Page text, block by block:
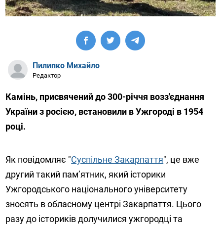
Пилипко Михайло
Редактор
Камінь, присвячений до 300-річчя возз'єднання
України з росією, встановили в Ужгороді в 1954
році.
Як повідомляє "Суспільне Закарпаття", це вже
другий такий пам’ятник, який історики
Ужгородського національного університету
зносять в обласному центрі Закарпаття. Цього
разу до істориків долучилися ужгородці та